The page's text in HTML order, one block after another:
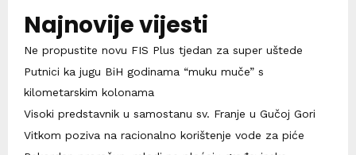
Najnovije vijesti
Ne propustite novu FIS Plus tjedan za super uštede
Putnici ka jugu BiH godinama “muku muče” s
kilometarskim kolonama
Visoki predstavnik u samostanu sv. Franje u Gučoj Gori
Vitkom poziva na racionalno korištenje vode za piće